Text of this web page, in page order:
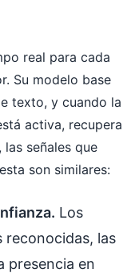
real para cada
Su modelo base
texto, y cuando la
activa, recupera
las señales que
son similares:
Los
reconocidas, las
presencia en